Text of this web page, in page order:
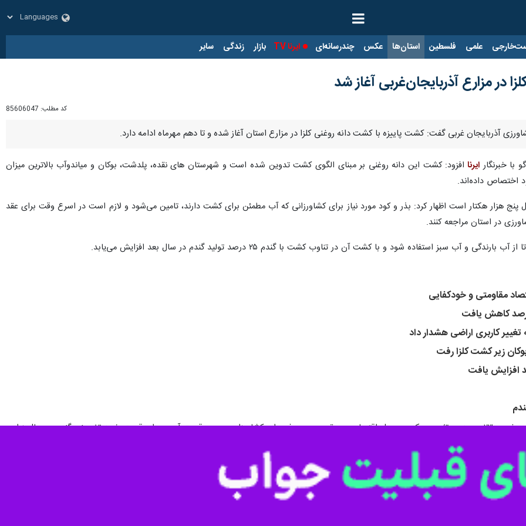
علمی فلسطین استان‌ها عکس چندرسانه‌ای ایرنا TV بازار زندگی سایر
در مزارع آذربایجان‌غربی آغاز شد
کد مطلب: 85606047